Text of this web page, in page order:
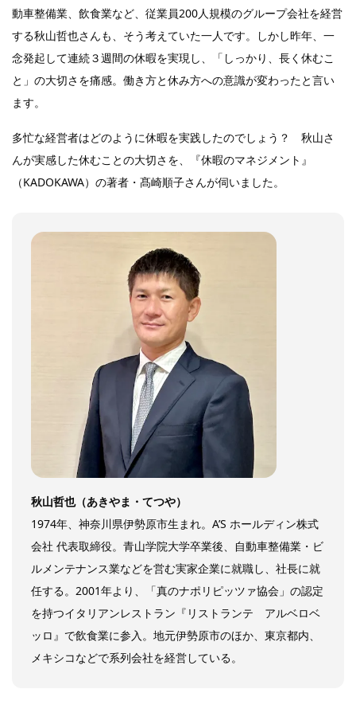
動車整備業、飲食業など、従業員200人規模のグループ会社を経営
する秋山哲也さんも、そう考えていた一人です。しかし昨年、一
念発起して連続３週間の休暇を実現し、「しっかり、長く休むこ
と」の大切さを痛感。働き方と休み方への意識が変わったと言い
ます。
多忙な経営者はどのように休暇を実践したのでしょう？ 秋山さ
んが実感した休むことの大切さを、『休暇のマネジメント』
（KADOKAWA）の著者・髙崎順子さんが伺いました。
秋山哲也（あきやま・てつや）
1974年、神奈川県伊勢原市生まれ。A’S ホールディン株式
会社 代表取締役。青山学院大学卒業後、自動車整備業・ビ
ルメンテナンス業などを営む実家企業に就職し、社長に就
任する。2001年より、「真のナポリピッツァ協会」の認定
を持つイタリアンレストラン『リストランテ アルベロベ
ッロ』で飲食業に参入。地元伊勢原市のほか、東京都内、
メキシコなどで系列会社を経営している。